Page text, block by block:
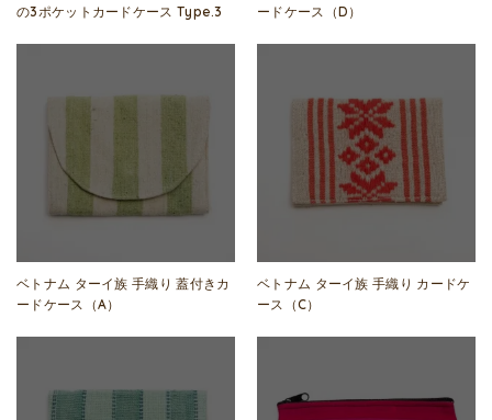
の3ポケットカードケース Type.3
ードケース（D）
ベトナム ターイ族 手織り 蓋付きカ
ードケース（A）
ベトナム ターイ族 手織り カードケ
ース（C）